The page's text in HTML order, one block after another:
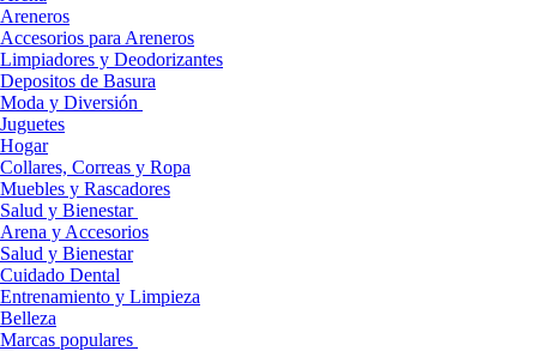
Areneros
Accesorios para Areneros
Limpiadores y Deodorizantes
Depositos de Basura
Moda y Diversión
Juguetes
Hogar
Collares, Correas y Ropa
Muebles y Rascadores
Salud y Bienestar
Arena y Accesorios
Salud y Bienestar
Cuidado Dental
Entrenamiento y Limpieza
Belleza
Marcas populares